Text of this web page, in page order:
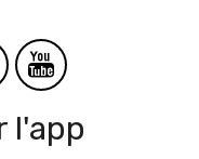
l'app